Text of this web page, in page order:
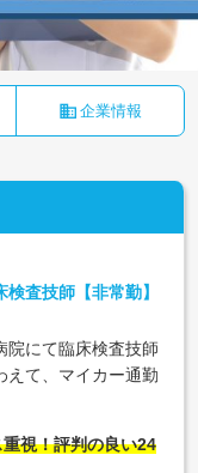
business 企業情報
査技師【非常勤】
院にて臨床検査技師
えて、マイカー通勤
視！評判の良い24